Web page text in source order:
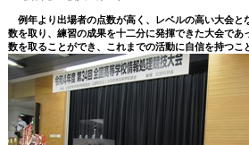
例年より出場者の点数が高く、レベルの高い大会と
数を取り、練習の成果を十二分に発揮できた大会であ
数を取ることができ、これまでの活動に自信を持つこ